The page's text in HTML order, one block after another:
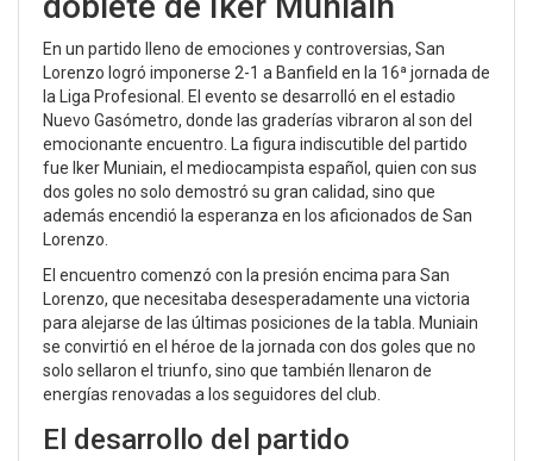
En un partido lleno de emociones y controversias, San
Lorenzo logró imponerse 2-1 a Banfield en la 16ª jornada de
la Liga Profesional. El evento se desarrolló en el estadio
Nuevo Gasómetro, donde las graderías vibraron al son del
emocionante encuentro. La figura indiscutible del partido
fue Iker Muniain, el mediocampista español, quien con sus
dos goles no solo demostró su gran calidad, sino que
además encendió la esperanza en los aficionados de San
Lorenzo.
El encuentro comenzó con la presión encima para San
Lorenzo, que necesitaba desesperadamente una victoria
para alejarse de las últimas posiciones de la tabla. Muniain
se convirtió en el héroe de la jornada con dos goles que no
solo sellaron el triunfo, sino que también llenaron de
energías renovadas a los seguidores del club.
El desarrollo del partido